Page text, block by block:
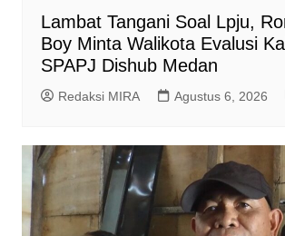
Lambat Tangani Soal Lpju,
Boy Minta Walikota Evalusi
SPAPJ Dishub Medan
Redaksi MIRA Agustus 6, 2026